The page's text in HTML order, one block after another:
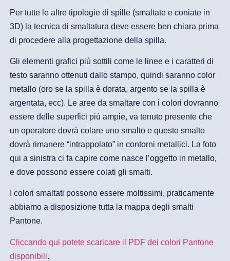
Per tutte le altre tipologie di spille (smaltate e coniate in
3D) la tecnica di smaltatura deve essere ben chiara prima
di procedere alla progettazione della spilla.
Gli elementi grafici più sottili come le linee e i caratteri di
testo saranno ottenuti dallo stampo, quindi saranno color
metallo (oro se la spilla è dorata, argento se la spilla è
argentata, ecc). Le aree da smaltare con i colori dovranno
essere delle superfici più ampie, va tenuto presente che
un operatore dovrà colare uno smalto e questo smalto
dovrà rimanere “intrappolato” in contorni metallici. La foto
qui a sinistra ci fa capire come nasce l’oggetto in metallo,
e dove possono essere colati gli smalti.
I colori smaltati possono essere moltissimi, praticamente
abbiamo a disposizione tutta la mappa degli smalti
Pantone.
Cliccando qui potete scaricare il PDF dei colori Pantone
disponibili.